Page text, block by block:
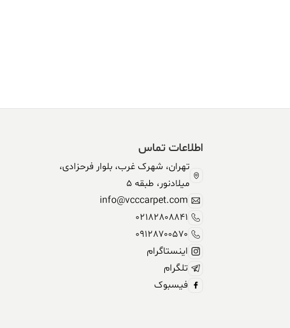
اطلاعات تماس
تهران، شهرک غرب، بلوار فرحزادی،
میلادنور، طبقه 5
info@vcccarpet.com
02182808841
09128700570
اینستاگرام
تلگرام
فیسبوک